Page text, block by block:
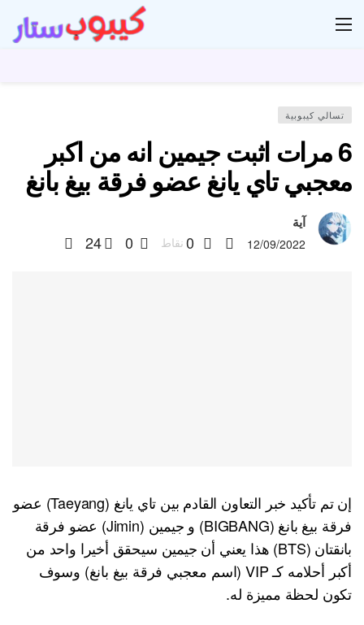
تسالي كيبوبية
6 مرات اثبت جيمين انه من اكبر
معجبي تاي يانغ عضو فرقة بيغ بانغ
آية
12/09/2022
0 نقاط 0
24
إن تم تأكيد خبر التعاون القادم بين تاي يانغ (Taeyang) عضو
فرقة بيغ بانغ (BIGBANG) و جيمين (Jimin) عضو فرقة
بانقتان (BTS) هذا يعني أن جيمين سيحقق أخيرا واحد من
أكبر أحلامه كـ VIP (اسم معجبي فرقة بيغ بانغ) وسوف
تكون لحظة مميزة له.